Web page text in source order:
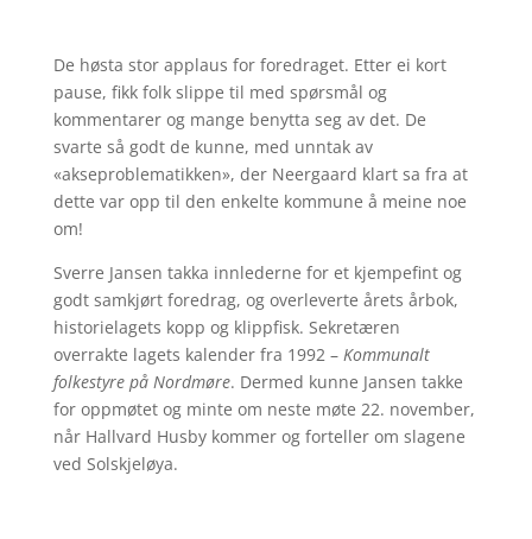
De høsta stor applaus for foredraget. Etter ei kort
pause, fikk folk slippe til med spørsmål og
kommentarer og mange benytta seg av det. De
svarte så godt de kunne, med unntak av
«akseproblematikken», der Neergaard klart sa fra at
dette var opp til den enkelte kommune å meine noe
om!
Sverre Jansen takka innlederne for et kjempefint og
godt samkjørt foredrag, og overleverte årets årbok,
historielagets kopp og klippfisk. Sekretæren
overrakte lagets kalender fra 1992 – Kommunalt
folkestyre på Nordmøre. Dermed kunne Jansen takke
for oppmøtet og minte om neste møte 22. november,
når Hallvard Husby kommer og forteller om slagene
ved Solskjeløya.